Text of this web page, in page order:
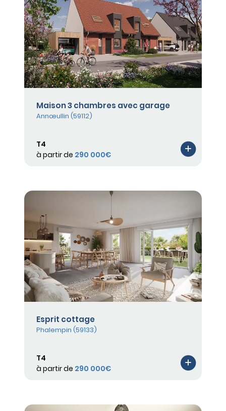
Maison 3 chambres avec garage
Annœullin (59112)
T4
à partir de 290 000€
Esprit cottage
Phalempin (59133)
T4
à partir de 290 000€